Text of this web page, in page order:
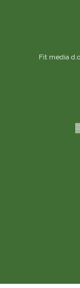
Fit media